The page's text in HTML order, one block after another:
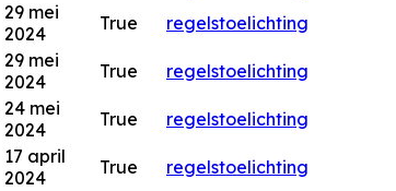
29 mei
2024
True regelstoelichting
29 mei
2024
True regelstoelichting
24 mei
2024
True regelstoelichting
17 april
2024
True regelstoelichting